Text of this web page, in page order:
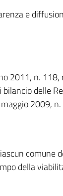
e
2011, n. 118,
delle
2009,
comune
della